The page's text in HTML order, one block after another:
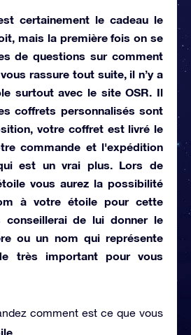
certainement le cadeau le
mais la première fois on se
de questions sur comment
rassure tout suite, il n’y a
surtout avec le site OSR. Il
coffrets personnalisés sont
votre coffret est livré le
commande et l'expédition
est un vrai plus. Lors de
vous aurez la possibilité
à votre étoile pour cette
conseillerai de lui donner le
ou un nom qui représente
très important pour vous
comment est ce que vous